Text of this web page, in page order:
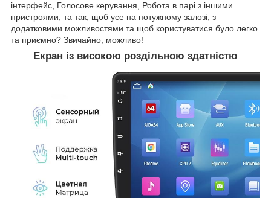
інтерфейс, Голосове керування, Робота в парі з іншими
пристроями, та так, щоб усе на потужному залозі, з
додатковими можливостями та щоб користуватися було легко
та приємно? Звичайно, можливо!
Екран із високою роздільною здатністю